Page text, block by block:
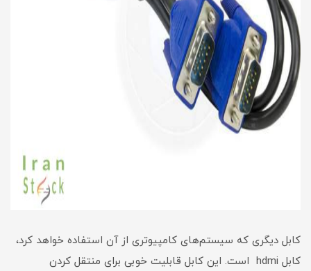
کابل دیگری که سیستم‌های کامپیوتری از آن استفاده خواهد کرد،
کابل hdmi است. این کابل قابلیت خوبی برای منتقل کردن